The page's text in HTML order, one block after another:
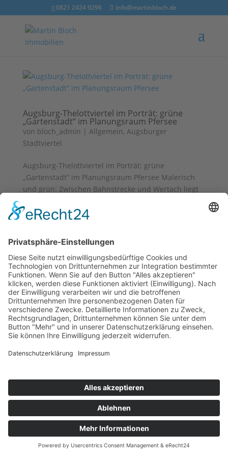
0821 2424 9296 info@martinbloch.de
Augsburg-Thelottviertel im Porträt: grüne
„Gartenstadt“ im Planungsraum Pfersee
von bloch_admin | Allgemein, Augsburger
Stadtviertel
Augsburg-Thelottviertel im Porträt: grüne
„Gartenstadt“ im Planungsraum Pfersee Malerisch
und grün: Zwischen Bahnstrecke und Wertach liegt
einem ganz besonderen städtebaulichen Konzept
Kategorien
Allgemein
Augsburger Stadtviertel
Aus dem Makleralltag
Landkreis Augsburg
News
Martin Bloch Immobilien GmbH ©
|Datenschutz|AGB|Barrierefreiheitserklärung|
Vertrag widerrufen